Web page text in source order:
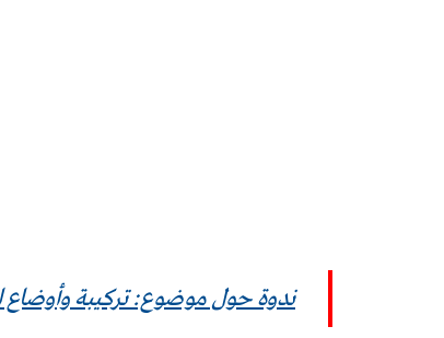
ندوة حول موضوع: تركيبة وأوضاع